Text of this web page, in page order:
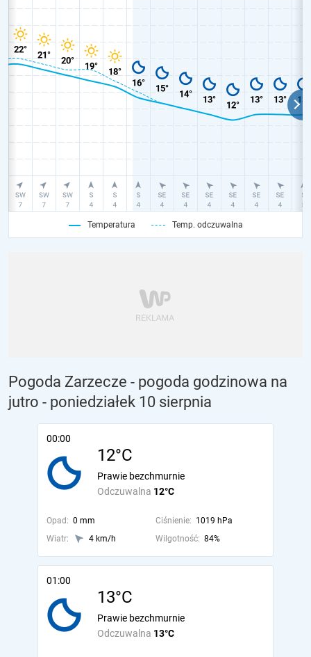
Temperatura Temp. odczuwalna
Pogoda Zarzecze - pogoda godzinowa na
jutro - poniedziałek 10 sierpnia
00:00
12°C
Odczuwalna 12°C
Prawie bezchmurnie
Opad: 0 mm Ciśnienie: 1019 hPa
Wiatr:
4 km/h Wilgotność: 84%
01:00
13°C
Odczuwalna 13°C
Prawie bezchmurnie